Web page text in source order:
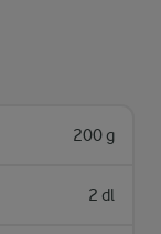
200 g
2 dl